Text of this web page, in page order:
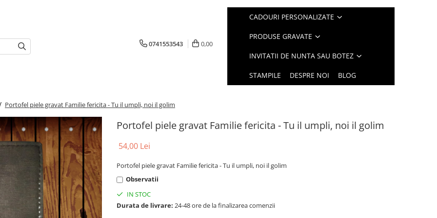
0741553543 0,00
CADOURI PERSONALIZATE
PRODUSE GRAVATE
INVITATII DE NUNTA SAU BOTEZ
STAMPILE DESPRE NOI BLOG
Portofel piele gravat Familie fericita - Tu il umpli, noi il golim
Portofel piele gravat Familie fericita - Tu il umpli, noi il golim
54,00 Lei
Portofel piele gravat Familie fericita - Tu il umpli, noi il golim
Observatii
IN STOC
Durata de livrare: 24-48 ore de la finalizarea comenzii